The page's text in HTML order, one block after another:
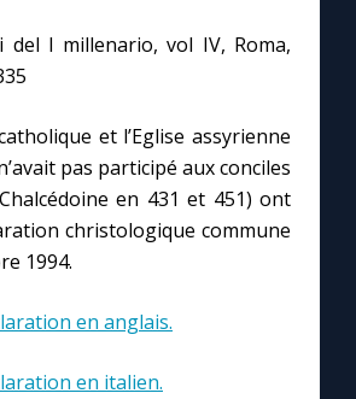
del I millenario, vol IV, Roma,
et l’Eglise assyrienne
pas participé aux conciles
en 431 et 451) ont
christologique commune
1994.
en anglais.
en italien.